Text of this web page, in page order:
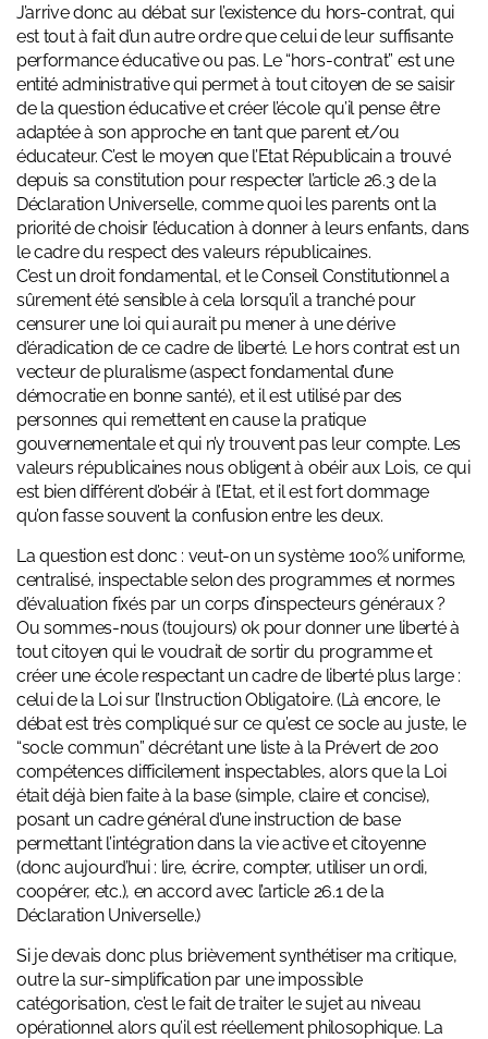
J’arrive donc au débat sur l’existence du hors-contrat, qui
est tout à fait d’un autre ordre que celui de leur suffisante
performance éducative ou pas. Le “hors-contrat” est une
entité administrative qui permet à tout citoyen de se saisir
de la question éducative et créer l’école qu’il pense être
adaptée à son approche en tant que parent et/ou
éducateur. C’est le moyen que l’Etat Républicain a trouvé
depuis sa constitution pour respecter l’article 26.3 de la
Déclaration Universelle, comme quoi les parents ont la
priorité de choisir l’éducation à donner à leurs enfants, dans
le cadre du respect des valeurs républicaines.
C’est un droit fondamental, et le Conseil Constitutionnel a
sûrement été sensible à cela lorsqu’il a tranché pour
censurer une loi qui aurait pu mener à une dérive
d’éradication de ce cadre de liberté. Le hors contrat est un
vecteur de pluralisme (aspect fondamental d’une
démocratie en bonne santé), et il est utilisé par des
personnes qui remettent en cause la pratique
gouvernementale et qui n’y trouvent pas leur compte. Les
valeurs républicaines nous obligent à obéir aux Lois, ce qui
est bien différent d’obéir à l’Etat, et il est fort dommage
qu’on fasse souvent la confusion entre les deux.
La question est donc : veut-on un système 100% uniforme,
centralisé, inspectable selon des programmes et normes
d’évaluation fixés par un corps d’inspecteurs généraux ?
Ou sommes-nous (toujours) ok pour donner une liberté à
tout citoyen qui le voudrait de sortir du programme et
créer une école respectant un cadre de liberté plus large :
celui de la Loi sur l’Instruction Obligatoire. (Là encore, le
débat est très compliqué sur ce qu’est ce socle au juste, le
“socle commun” décrétant une liste à la Prévert de 200
compétences difficilement inspectables, alors que la Loi
était déjà bien faite à la base (simple, claire et concise),
posant un cadre général d’une instruction de base
permettant l’intégration dans la vie active et citoyenne
(donc aujourd’hui : lire, écrire, compter, utiliser un ordi,
coopérer, etc.), en accord avec l’article 26.1 de la
Déclaration Universelle.)
Si je devais donc plus brièvement synthétiser ma critique,
outre la sur-simplification par une impossible
catégorisation, c’est le fait de traiter le sujet au niveau
opérationnel alors qu’il est réellement philosophique. La